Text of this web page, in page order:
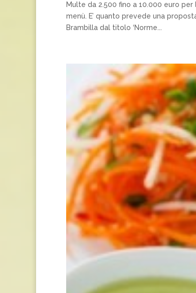
Multe da 2.500 fino a 10.000 euro
menù. E’ quanto prevede una
Brambilla dal titolo ‘Norme...